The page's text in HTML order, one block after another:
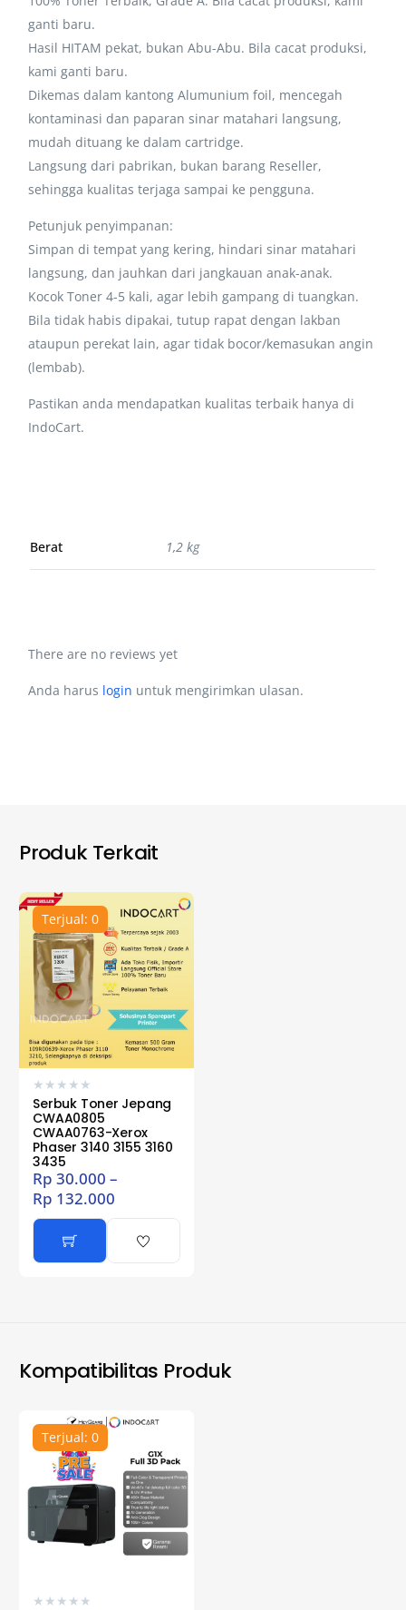
ganti baru.
Hasil HITAM pekat, bukan Abu-Abu. Bila cacat produksi,
kami ganti baru.
Dikemas dalam kantong Alumunium foil, mencegah
kontaminasi dan paparan sinar matahari langsung,
mudah dituang ke dalam cartridge.
Langsung dari pabrikan, bukan barang Reseller,
sehingga kualitas terjaga sampai ke pengguna.
Petunjuk penyimpanan:
Simpan di tempat yang kering, hindari sinar matahari
langsung, dan jauhkan dari jangkauan anak-anak.
Kocok Toner 4-5 kali, agar lebih gampang di tuangkan.
Bila tidak habis dipakai, tutup rapat dengan lakban
ataupun perekat lain, agar tidak bocor/kemasukan angin
(lembab).
Pastikan anda mendapatkan kualitas terbaik hanya di
IndoCart.
Berat 1,2 kg
There are no reviews yet
Anda harus login untuk mengirimkan ulasan.
Produk Terkait
Terjual: 0
★ ★ ★ ★ ★
Serbuk Toner Jepang
CWAA0805
CWAA0763-Xerox
Phaser 3140 3155 3160
3435
Rp 30.000 –
Rp 132.000
Kompatibilitas Produk
Terjual: 0
★ ★ ★ ★ ★